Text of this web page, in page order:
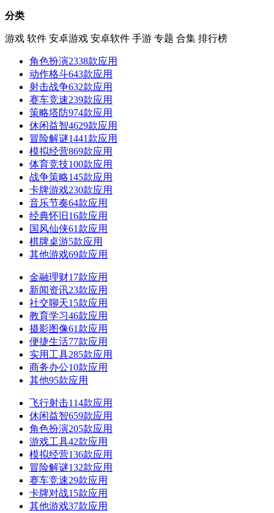
分类
游戏 软件 安卓游戏 安卓软件 手游 专题 合集 排行榜
角色扮演2338款应用
动作格斗643款应用
射击战争632款应用
赛车竞速239款应用
策略塔防974款应用
休闲益智4629款应用
冒险解谜1441款应用
模拟经营869款应用
体育竞技100款应用
战争策略145款应用
卡牌游戏230款应用
音乐节奏64款应用
经典怀旧 16款应用
国风仙侠61款应用
棋牌桌游5款应用
其他游戏69款应用
金融理财17款应用
新闻资讯23款应用
社交聊天15款应用
教育学习46款应用
摄影图像61款应用
便捷生活77款应用
实用工具285款应用
商务办公10款应用
其他95款应用
飞行射击114款应用
休闲益智659款应用
角色扮演205款应用
游戏工具42款应用
模拟经营136款应用
冒险解谜132款应用
赛车竞速29款应用
卡牌对战15款应用
其他游戏37款应用